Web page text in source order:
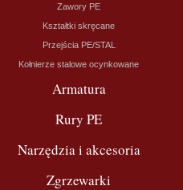
Zawory PE
Kształtki skręcane
Przejścia PE/STAL
Kołnierze stalowe ocynkowane
Armatura
Rury PE
Narzędzia i akcesoria
Zgrzewarki